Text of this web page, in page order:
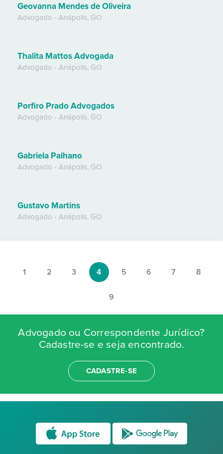
Geovanna Mendes de Oliveira
Advogado - Anápolis, GO
Thalita Mattos Advogada
Advogado - Anápolis, GO
Porfiro Prado Advogados
Advogado - Anápolis, GO
Gabriela Palhano
Advogado - Anápolis, GO
Gustavo Martins
Advogado - Anápolis, GO
1 2 3 4 5 6 7 8
9
Advogado ou Correspondente Jurídico?
Cadastre-se e seja encontrado.
CADASTRE-SE